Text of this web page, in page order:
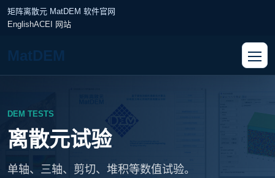
矩阵离散元 MatDEM 软件官网
EnglishACEI 网站
MatDEM
DEM TESTS
离散元试验
单轴、三轴、剪切、堆积等数值试验。